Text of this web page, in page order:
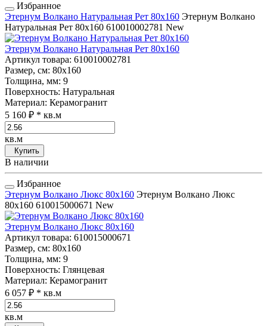
Избранное
Этернум Волкано Натуральная Рет 80x160 Этернум Волкано
Натуральная Рет 80x160 610010002781 New
Этернум Волкано Натуральная Рет 80x160
Артикул товара: 610010002781
Размер, см: 80x160
Толщина, мм: 9
Поверхность: Натуральная
Материал: Керамогранит
5 160 ₽ * кв.м
кв.м
Купить
В наличии
Избранное
Этернум Волкано Люкс 80x160 Этернум Волкано Люкс
80x160 610015000671 New
Этернум Волкано Люкс 80x160
Артикул товара: 610015000671
Размер, см: 80x160
Толщина, мм: 9
Поверхность: Глянцевая
Материал: Керамогранит
6 057 ₽ * кв.м
кв.м